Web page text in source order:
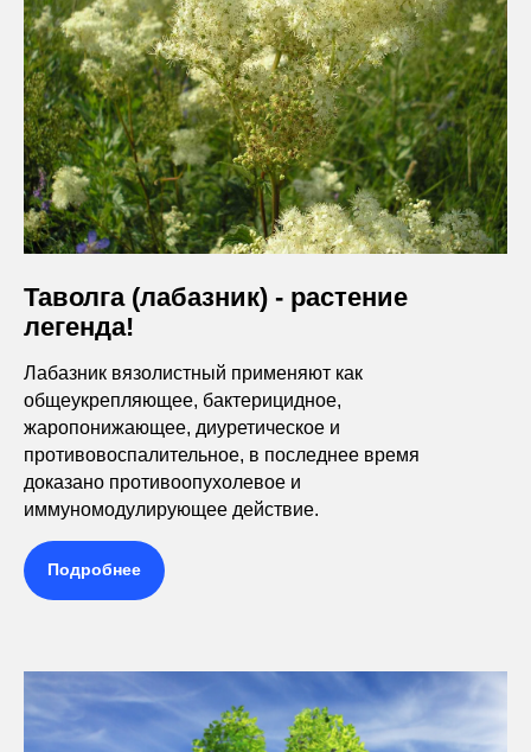
Таволга (лабазник) - растение
легенда!
Лабазник вязолистный применяют как
общеукрепляющее, бактерицидное,
жаропонижающее, диуретическое и
противовоспалительное, в последнее время
доказано противоопухолевое и
иммуномодулирующее действие.
Подробнее